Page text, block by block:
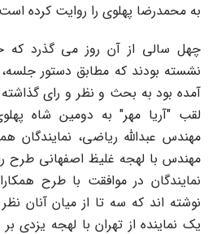
به محمدرضا پهلوی را روایت کرده
چهل سالی از آن روز می گذرد که
نشسته بودند که مطابق دستور
آمده بود به بحث و نظر و رای
لقب "آریا مهر" به دومین شاه
مهندس عبدالله ریاضی، نمایندگان
مهندس با لهجه غلیظ اصفهانی طرح
نمایندگان در موافقت با طرح
نوشته اند که سه تا از میان آنان
یک نماینده از تهران با لهجه یزدی